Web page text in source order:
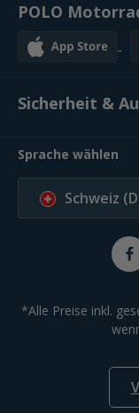
POLO
Sicherheit &
Sprache wählen
Schweiz
*Alle Preise inkl.